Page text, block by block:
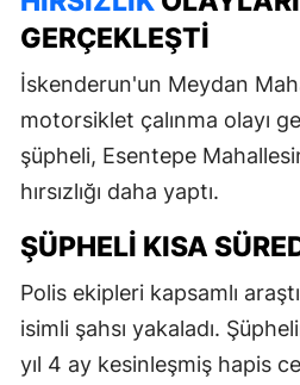
GERÇEKLEŞTI
İskenderun'un Meydan
motorsiklet çalınma olayı
şüpheli, Esentepe
hırsızlığı daha yaptı.
ŞÜPHELI KISA
Polis ekipleri kapsamlı
isimli şahsı yakaladı.
yıl 4 ay kesinleşmiş hapis